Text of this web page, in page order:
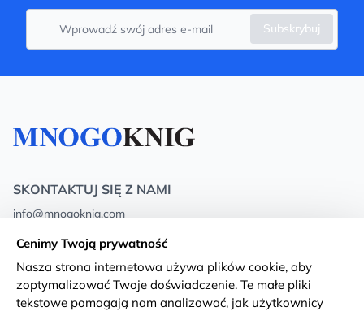
Subskrybuj
SKONTAKTUJ SIĘ Z NAMI
info@mnogoknig.com
Rīga, Augusta Deglava 69d, LV-1082
O nas Privacy Policy
Cenimy Twoją prywatność
Nasza strona internetowa używa plików cookie, aby
zoptymalizować Twoje doświadczenie. Te małe pliki
tekstowe pomagają nam analizować, jak użytkownicy